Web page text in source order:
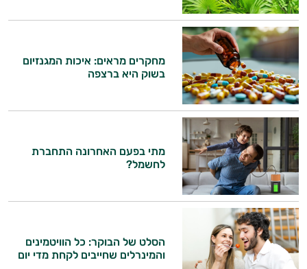
ויטמין K
זעפרן
מורינגה
מחקרים מראים: איכות המגנזיום
בשוק היא ברצפה
מתי בפעם האחרונה התחברת
לחשמל?
הסלט של הבוקר: כל הוויטמינים
והמינרלים שחייבים לקחת מדי יום
היי,
אני יועץ הבריאות האישי AI של טבע בריא.
התשובות שלי מבוססות על מאגרי מידע קליניים
וספרות מקצועית בתחומי הרפואה הטבעית
ותזונת הספורט.
אני כאן כדי לעזור לך להתאים את תוספי
התזונה ומוצרי הבריאות המדויקים למטרות
ולמצב הגופני שלך, ולהסביר לך אילו רכיבים